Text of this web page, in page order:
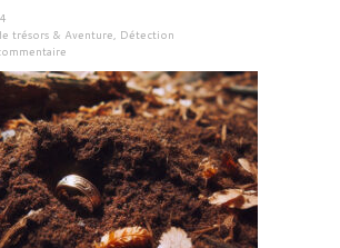
trésors & Aventure, Détection